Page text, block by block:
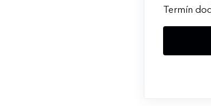
Termín